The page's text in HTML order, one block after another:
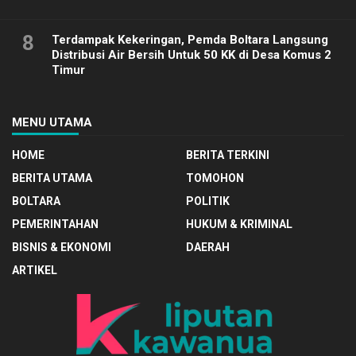
8
Terdampak Kekeringan, Pemda Boltara Langsung
Distribusi Air Bersih Untuk 50 KK di Desa Komus 2
Timur
MENU UTAMA
HOME
BERITA TERKINI
BERITA UTAMA
TOMOHON
BOLTARA
POLITIK
PEMERINTAHAN
HUKUM & KRIMINAL
BISNIS & EKONOMI
DAERAH
ARTIKEL